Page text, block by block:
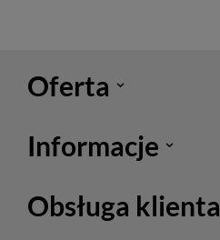
Oferta
Informacje
Obsługa klienta